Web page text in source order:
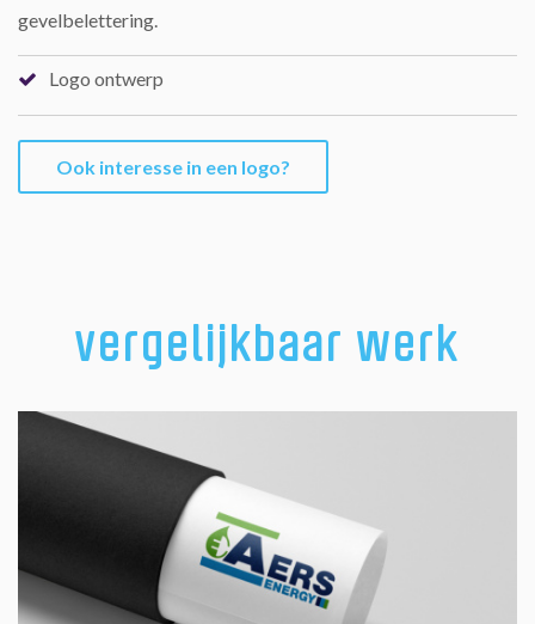
gevelbelettering.
Logo ontwerp
Ook interesse in een logo?
vergelijkbaar werk